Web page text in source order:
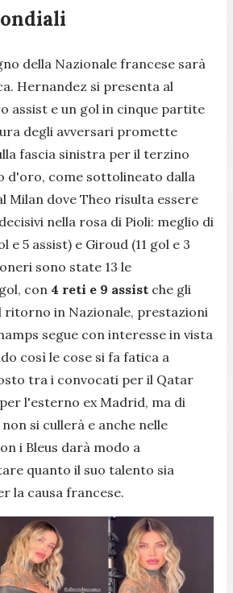
della Nazionale francese sarà
Hernandez si presenta al
assist e un gol in cinque partite
degli avversari promette
fascia sinistra per il terzino
d'oro, come sottolineato dalla
Milan dove Theo risulta essere
nella rosa di Pioli: meglio di
e 5 assist) e Giroud (11 gol e 3
sono state 13 le
con 4 reti e 9 assist che gli
ritorno in Nazionale, prestazioni
segue con interesse in vista
così le cose si fa fatica a
tra i convocati per il Qatar
l'esterno ex Madrid, ma di
si cullerà e anche nelle
i Bleus darà modo a
quanto il suo talento sia
la causa francese.